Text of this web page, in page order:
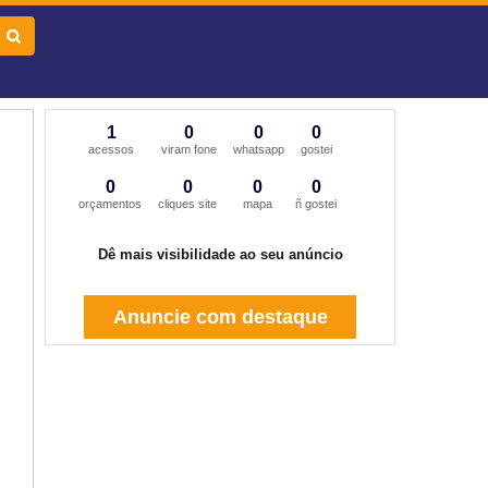
1
acessos
0
viram fone
0
whatsapp
0
gostei
0
orçamentos
0
cliques site
0
mapa
0
ñ gostei
Dê mais visibilidade ao seu anúncio
Anuncie com destaque